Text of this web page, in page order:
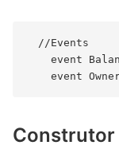
  //Events
event
Construtor